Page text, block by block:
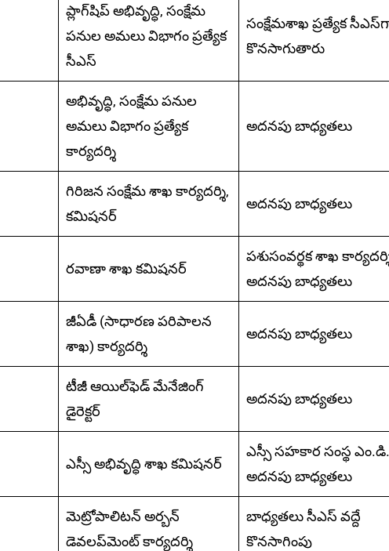
ప్లాగ్‌షిప్‌ అభివృద్ధి, సంక్షేమ
పనుల అమలు విభాగం ప్రత్యేక
సీఎస్‌
సంక్షేమశాఖ ప్రత్యేక
కొనసాగుతారు
అభివృద్ధి, సంక్షేమ పనుల
అమలు విభాగం ప్రత్యేక
కార్యదర్శి
అదనపు బాధ్యతలు
గిరిజన సంక్షేమ శాఖ కార్యదర్శి,
కమిషనర్‌
అదనపు బాధ్యతలు
రవాణా శాఖ కమిషనర్‌
పశుసంవర్థక శాఖ
అదనపు బాధ్యతలు
జీఏడీ (సాధారణ పరిపాలన
శాఖ) కార్యదర్శి
అదనపు బాధ్యతలు
టీజీ ఆయిల్‌ఫెడ్‌ మేనేజింగ్
డైరెక్టర్‌
అదనపు బాధ్యతలు
ఎస్సీ అభివృద్ధి శాఖ కమిషనర్‌
ఎస్సీ సహకార సంస్థ
అదనపు బాధ్యతలు
మెట్రోపాలిటన్‌ అర్బన్‌
‌డెవలప్‌మెంట్‌ ‌కార్యదర్శి
బాధ్యతలు సీఎస్‌ వద్దే
కొనసాగింపు